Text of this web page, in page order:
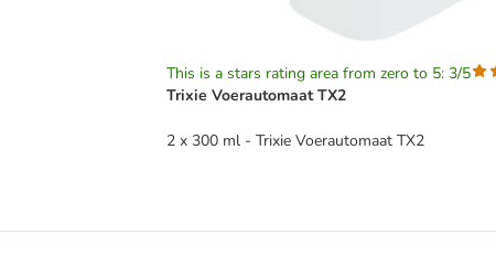
This is a stars rating area from zero to 5: 3/5
Trixie Voerautomaat TX2
2 x 300 ml - Trixie Voerautomaat TX2